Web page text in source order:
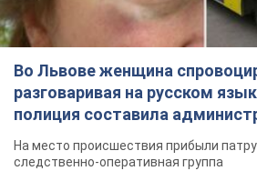
Во Львове женщина
разговаривая на русском
полиция составила
протокол. Видео
На место происшествия прибыли
следственно-оперативная группа